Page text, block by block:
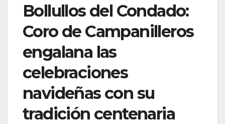
Bollullos del Condado:
Coro de Campanilleros
engalana las
celebraciones
navideñas con su
tradición centenaria